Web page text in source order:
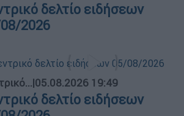
δελτίο ειδήσεων
2026
|05.08.2026 19:49
δελτίο ειδήσεων